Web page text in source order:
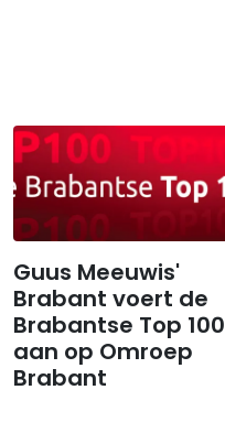
Guus Meeuwis'
Brabant voert de
Brabantse Top 100
aan op Omroep
Brabant